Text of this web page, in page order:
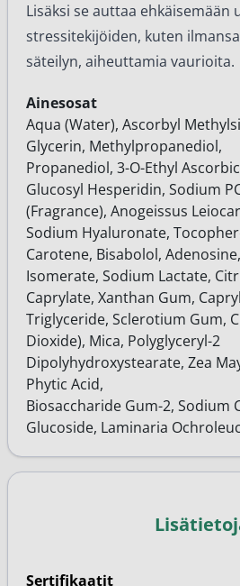
Lisäksi se auttaa ehkäisemään
stressitekijöiden, kuten
säteilyn, aiheuttamia vaurioita.
Ainesosat
Aqua (Water), Ascorbyl
Glycerin, Methylpropanediol,
Propanediol, 3-O-Ethyl
Glucosyl Hesperidin, Sodium
(Fragrance), Anogeissus
Sodium Hyaluronate,
Carotene, Bisabolol,
Isomerate, Sodium Lactate,
Caprylate, Xanthan Gum,
Triglyceride, Sclerotium Gum,
Dioxide), Mica, Polyglyceryl-2
Dipolyhydroxystearate, Zea
Phytic Acid,
Biosaccharide Gum-2, Sodium
Glucoside, Laminaria
Sertifikaatit